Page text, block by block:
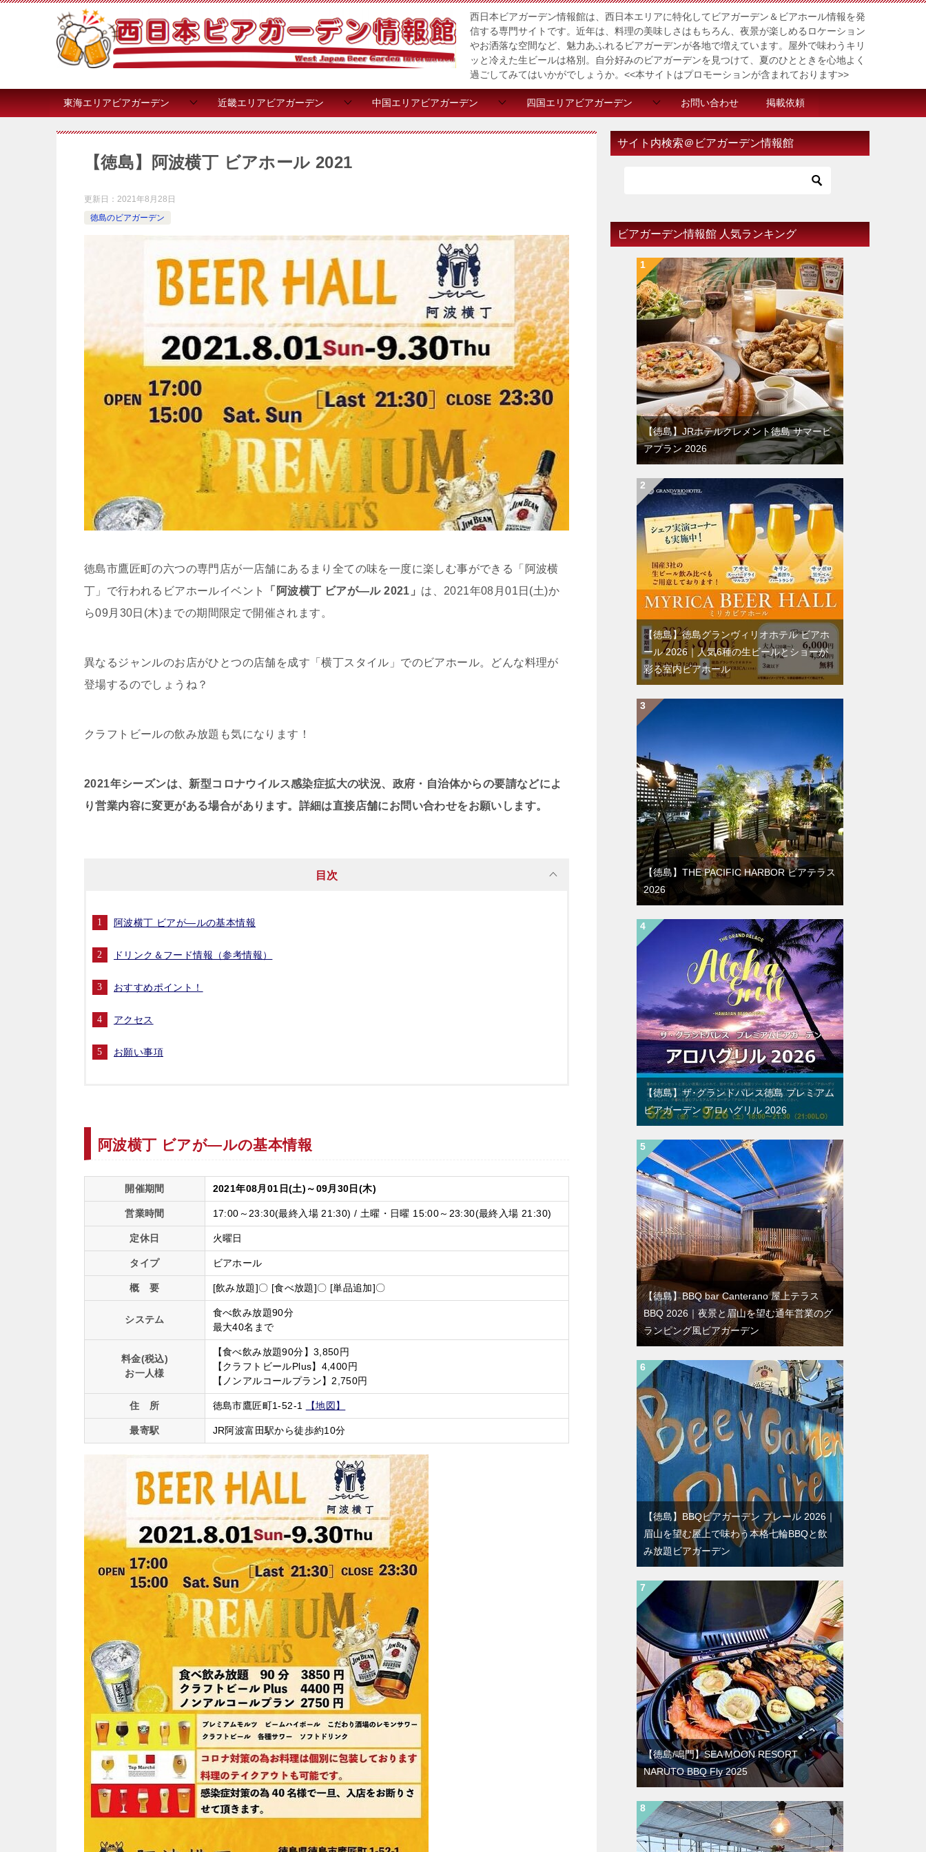
西日本ビアガーデン情報館は、西日本エリアに特化してビアガーデン＆ビアホール情報を発
信する専門サイトです。近年は、料理の美味しさはもちろん、夜景が楽しめるロケーション
やお洒落な空間など、魅力あふれるビアガーデンが各地で増えています。屋外で味わうキリ
ッと冷えた生ビールは格別。自分好みのビアガーデンを見つけて、夏のひとときを心地よく
過ごしてみてはいかがでしょうか。<<本サイトはプロモーションが含まれております>>
東海エリアビアガーデン 近畿エリアビアガーデン 中国エリアビアガーデン 四国エリアビアガーデン お問い合わせ 掲載依頼
【徳島】阿波横丁 ビアホール 2021
更新日： 2021年8月28日
徳島のビアガーデン
徳島市鷹匠町の六つの専門店が一店舗にあるまり全ての味を一度に楽しむ事ができる「阿波横
丁」で行われるビアホールイベント
「阿波横丁 ビアが―ル 2021」 は、2021年08月01日(土)か
ら09月30日(木)までの期間限定で開催されます。
異なるジャンルのお店がひとつの店舗を成す「横丁スタイル」でのビアホール。どんな料理が
登場するのでしょうね？
クラフトビールの飲み放題も気になります！
2021年シーズンは、新型コロナウイルス感染症拡大の状況、政府・自治体からの要請などによ
り営業内容に変更がある場合があります。詳細は直接店舗にお問い合わせをお願いします。
目次
阿波横丁 ビアが―ルの基本情報
ドリンク＆フード情報（参考情報）
おすすめポイント！
アクセス
お願い事項
阿波横丁 ビアが―ルの基本情報
開催期間 2021年08月01日(土)～09月30日(木)
営業時間 17:00～23:30(最終入場 21:30) / 土曜・日曜 15:00～23:30(最終入場 21:30)
定休日 火曜日
タイプ ビアホール
概 要 [飲み放題]〇 [食べ放題]〇 [単品追加]〇
システム
食べ飲み放題90分
最大40名まで
料金(税込)
お一人様
【食べ飲み放題90分】3,850円
【クラフトビールPlus】4,400円
【ノンアルコールプラン】2,750円
住 所 徳島市鷹匠町1-52-1 【地図】
最寄駅 JR阿波富田駅から徒歩約10分
サイト内検索＠ビアガーデン情報館
ビアガーデン情報館 人気ランキング
【徳島】JRホテルクレメント徳島 サマービ
アプラン 2026
【徳島】徳島グランヴィリオホテル ビアホ
ール 2026｜人気6種の生ビールとショーが
彩る室内ビアホール
【徳島】THE PACIFIC HARBOR ビアテラス
2026
【徳島】ザ･グランドパレス徳島 プレミアム
ビアガーデン アロハグリル 2026
【徳島】BBQ bar Canterano 屋上テラス
BBQ 2026｜夜景と眉山を望む通年営業のグ
ランピング風ビアガーデン
【徳島】BBQビアガーデン プレール 2026｜
眉山を望む屋上で味わう本格七輪BBQと飲
み放題ビアガーデン
【徳島/鳴門】SEA MOON RESORT
NARUTO BBQ Fly 2025